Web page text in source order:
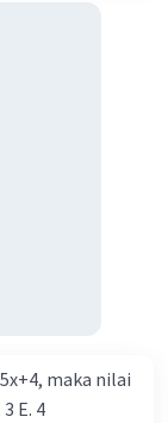
maka nilai
E. 4